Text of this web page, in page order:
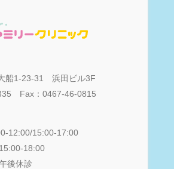
船1-23-31 浜田ビル3F
Fax：0467-46-0815
12:00/15:00-17:00
18:00
後休診